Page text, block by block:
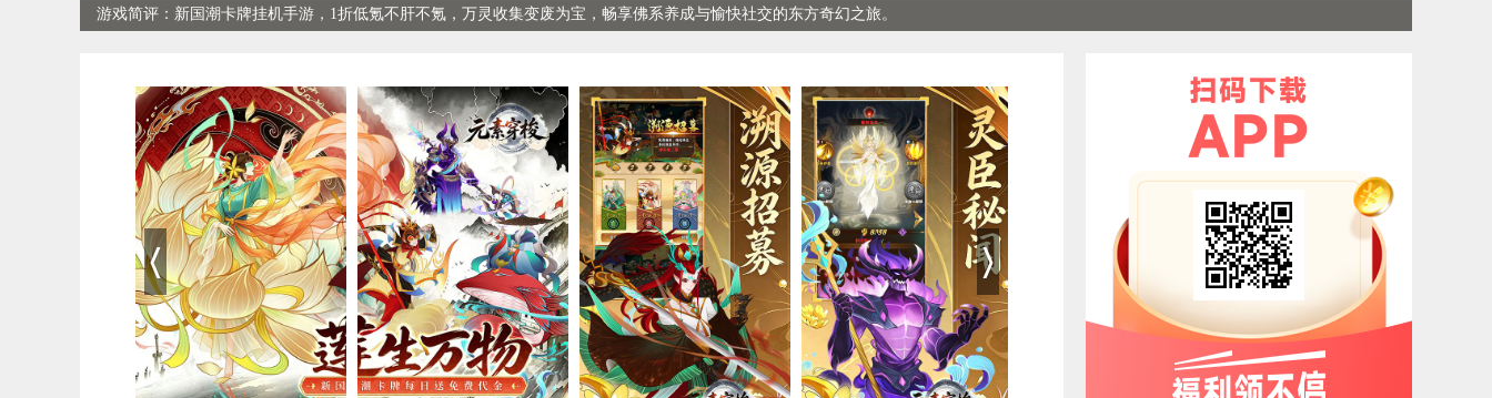
游戏简评：新国潮卡牌挂机手游，1折低氪不肝不氪，万灵收集变废为宝，畅享佛系养成与愉快社交的东方奇幻之旅。